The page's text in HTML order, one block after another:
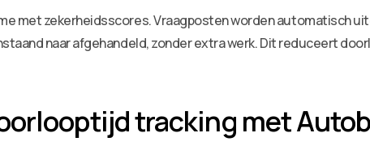
met zekerheidsscores. Vraagposten worden automatisch
naar afgehandeld, zonder extra werk. Dit reduceert
tracking met